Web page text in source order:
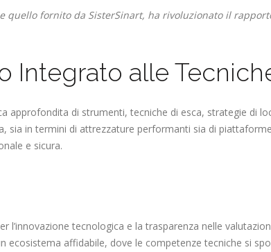
quello fornito da SisterSinart, ha rivoluzionato il
Integrato alle
approfondita di strumenti, tecniche di esca, strategie di
sia in termini di attrezzature performanti sia di
e sicura.
l’innovazione tecnologica e la trasparenza nelle
affidabile, dove le competenze tecniche si